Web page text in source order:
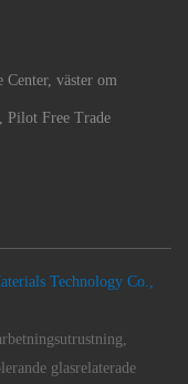
väster om
Pilot Free Trade
Technology Co.,
glasrelaterade